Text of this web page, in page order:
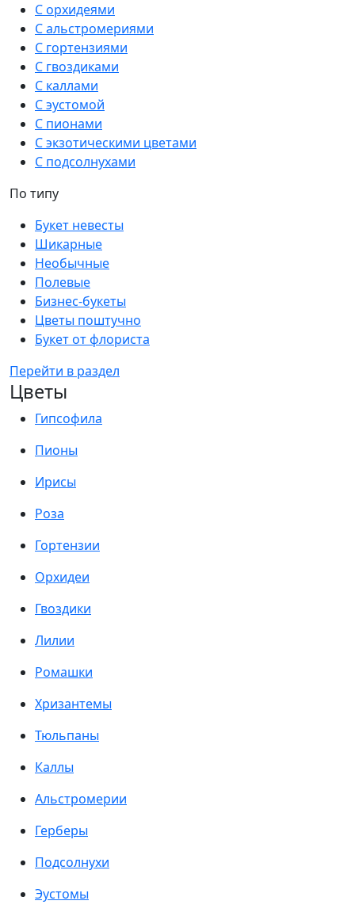
С орхидеями
С альстромериями
С гортензиями
С гвоздиками
С каллами
С эустомой
С пионами
С экзотическими цветами
С подсолнухами
По типу
Букет невесты
Шикарные
Необычные
Полевые
Бизнес-букеты
Цветы поштучно
Букет от флориста
Перейти в раздел
Цветы
Гипсофила
Пионы
Ирисы
Роза
Гортензии
Орхидеи
Гвоздики
Лилии
Ромашки
Хризантемы
Тюльпаны
Каллы
Альстромерии
Герберы
Подсолнухи
Эустомы